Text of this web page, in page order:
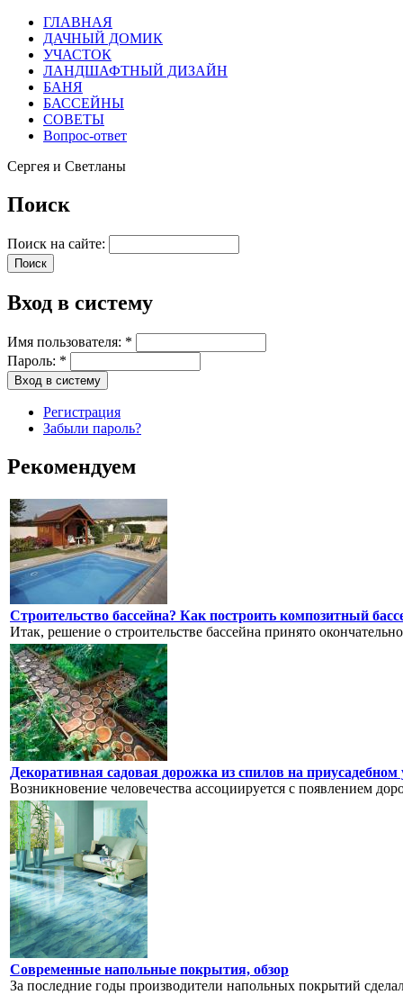
ГЛАВНАЯ
ДАЧНЫЙ ДОМИК
УЧАСТОК
ЛАНДШАФТНЫЙ ДИЗАЙН
БАНЯ
БАССЕЙНЫ
СОВЕТЫ
Вопрос-ответ
Сергея и Светланы
Поиск
Поиск на сайте:
Вход в систему
Имя пользователя: *
Пароль: *
Регистрация
Забыли пароль?
Рекомендуем
Строительство бассейна? Как построить композитный
Итак, решение о строительстве бассейна принято
Декоративная садовая дорожка из спилов на
Возникновение человечества ассоциируется с появлением
Современные напольные покрытия, обзор
За последние годы производители напольных покрытий